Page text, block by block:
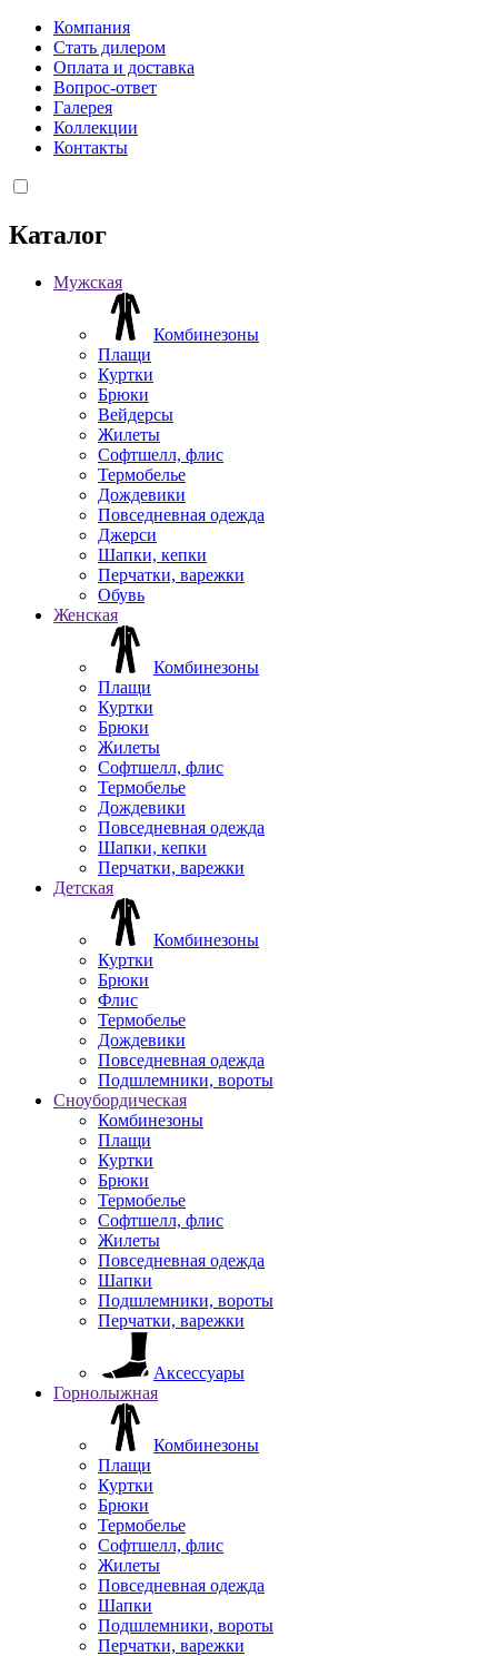
Компания
Стать дилером
Оплата и доставка
Вопрос-ответ
Галерея
Коллекции
Контакты
Каталог
Мужская
Комбинезоны
Плащи
Куртки
Брюки
Вейдерсы
Жилеты
Софтшелл, флис
Термобелье
Дождевики
Повседневная одежда
Джерси
Шапки, кепки
Перчатки, варежки
Обувь
Женская
Комбинезоны
Плащи
Куртки
Брюки
Жилеты
Софтшелл, флис
Термобелье
Дождевики
Повседневная одежда
Шапки, кепки
Перчатки, варежки
Детская
Комбинезоны
Куртки
Брюки
Флис
Термобелье
Дождевики
Повседневная одежда
Подшлемники, вороты
Сноубордическая
Комбинезоны
Плащи
Куртки
Брюки
Термобелье
Софтшелл, флис
Жилеты
Повседневная одежда
Шапки
Подшлемники, вороты
Перчатки, варежки
Аксессуары
Горнолыжная
Комбинезоны
Плащи
Куртки
Брюки
Термобелье
Софтшелл, флис
Жилеты
Повседневная одежда
Шапки
Подшлемники, вороты
Перчатки, варежки